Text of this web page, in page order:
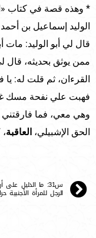
* وهذه قصة في كتاب
الوليد إسماعيل بن
قال لي أبو الوليد: مات
ممن يوثق بحديثه،
القرءان، ثم قلت له: يا
فهبت علي نفحة مسك
وهي معي، فما
الحق الإشبيلي، العاقبة، 127.
س31: ما الدليل
الرجل للمرأة الأجنبية